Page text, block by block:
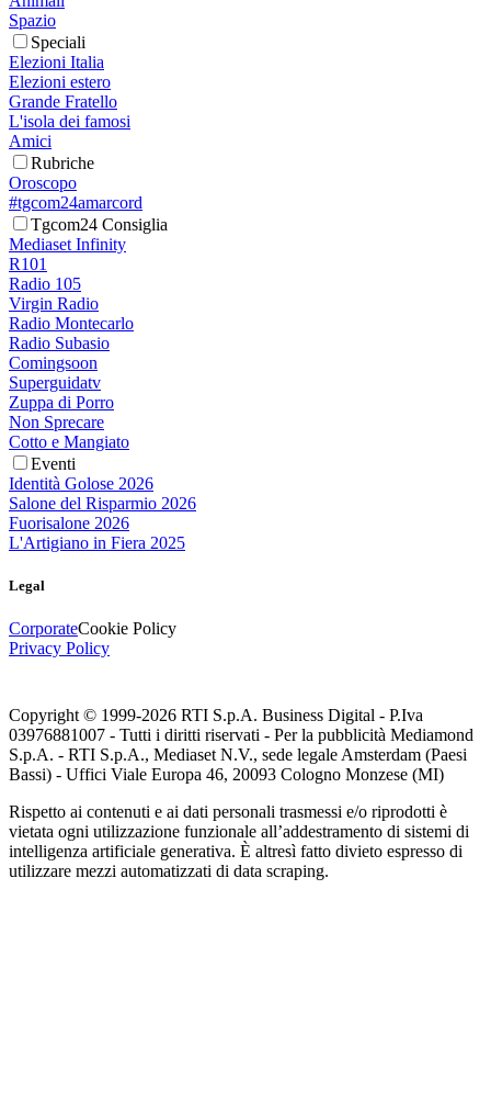
Spazio
Speciali
Elezioni Italia
Elezioni estero
Grande Fratello
L'isola dei famosi
Amici
Rubriche
Oroscopo
#tgcom24amarcord
Tgcom24 Consiglia
Mediaset Infinity
R101
Radio 105
Virgin Radio
Radio Montecarlo
Radio Subasio
Comingsoon
Superguidatv
Zuppa di Porro
Non Sprecare
Cotto e Mangiato
Eventi
Identità Golose 2026
Salone del Risparmio 2026
Fuorisalone 2026
L'Artigiano in Fiera 2025
Legal
CorporateCookie Policy
Privacy Policy
Copyright © 1999-2026 RTI S.p.A. Business Digital - P.Iva
03976881007 - Tutti i diritti riservati - Per la pubblicità Mediamond
S.p.A. - RTI S.p.A., Mediaset N.V., sede legale Amsterdam (Paesi
Bassi) - Uffici Viale Europa 46, 20093 Cologno Monzese (MI)
Rispetto ai contenuti e ai dati personali trasmessi e/o riprodotti è
vietata ogni utilizzazione funzionale all’addestramento di sistemi di
intelligenza artificiale generativa. È altresì fatto divieto espresso di
utilizzare mezzi automatizzati di data scraping.